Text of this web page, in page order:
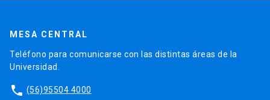
MESA CENTRAL
Teléfono para comunicarse con las distintas áreas de la
Universidad.
phone (56)95504 4000